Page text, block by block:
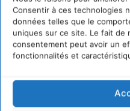
Consentir à ces technologies
données telles que le
uniques sur ce site. Le fait de
consentement peut avoir un
fonctionnalités et
Lire aussi
coopération avec un
d’Accompagnement
7 août 2026